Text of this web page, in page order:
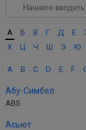
А Б В Г Д Е
Х
Ц Ч Ш Э Ю
A B C D E F
Абу-Симбел
ABS
Асьют